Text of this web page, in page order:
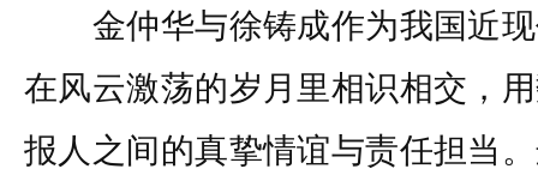
金仲华与徐铸成作为我国近现
在风云激荡的岁月里相识相交，
报人之间的真挚情谊与责任担当